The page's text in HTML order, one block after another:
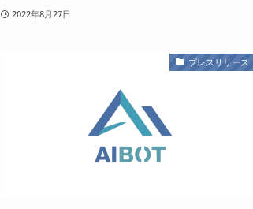
2022年8月27日
プレスリリース